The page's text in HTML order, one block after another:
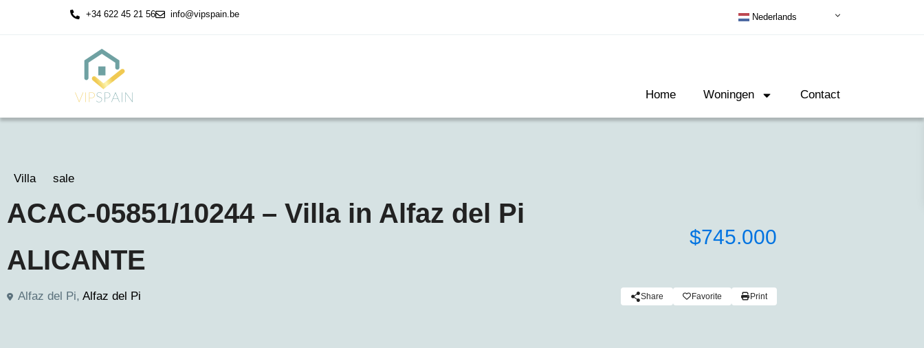
+34 622 45 21 56 info@vipspain.be Nederlands
Home Woningen Contact
Villa sale
ACAC-05851/10244 – Villa in Alfaz del Pi
ALICANTE
$745.000
Alfaz del Pi, Alfaz del Pi Share Favorite Print